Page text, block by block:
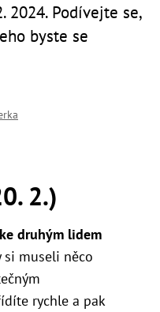
2024. Podívejte se,
byste se
2.)
druhým lidem
si museli něco
rychle a pak